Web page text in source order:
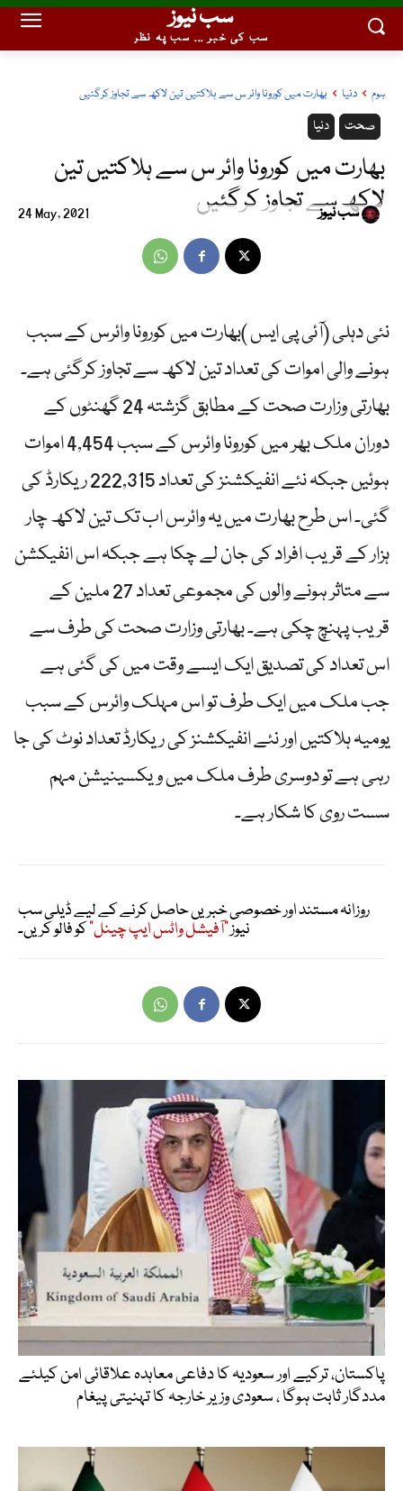
سب نیوز
سب کی خبر ... سب پہ نظر
ہوم دنیا بھارت میں کورونا وائر س سے ہلاکتیں تین لاکھ سے تجاوز کرگئیں
دنیا صحت
بھارت میں کورونا وائر س سے ہلاکتیں تین
لاکھ سے تجاوز کرگئیں
24 May, 2021 سب نیوز
نئی دہلی (آئی پی ایس )بھارت میں کورونا وائرس کے سبب
ہونے والی اموات کی تعداد تین لاکھ سے تجاوز کرگئی ہے۔
بھارتی وزارت صحت کے مطابق گزشتہ 24 گھنٹوں کے
دوران ملک بھر میں کورونا وائرس کے سبب 4,454 اموات
ہوئیں جبکہ نئے انفیکشنز کی تعداد 222,315 ریکارڈ کی
گئی۔ اس طرح بھارت میں یہ وائرس اب تک تین لاکھ چار
ہزار کے قریب افراد کی جان لے چکا ہے جبکہ اس انفیکشن
سے متاثر ہونے والوں کی مجموعی تعداد 27 ملین کے
قریب پہنچ چکی ہے۔ بھارتی وزارت صحت کی طرف سے
اس تعداد کی تصدیق ایک ایسے وقت میں کی گئی ہے
جب ملک میں ایک طرف تو اس مہلک وائرس کے سبب
یومیہ ہلاکتیں اور نئے انفیکشنز کی ریکارڈ تعداد نوٹ کی جا
رہی ہے تو دوسری طرف ملک میں ویکسینیشن مہم
سست روی کا شکار ہے۔
روزانہ مستند اور خصوصی خبریں حاصل کرنے کے لیے ڈیلی سب
نیوز"آفیشل واٹس ایپ چینل"کو فالو کریں۔
پاکستان، ترکیے اور سعودیہ کا دفاعی معاہدہ علاقائی امن کیلئے
مددگار ثابت ہوگا ، سعودی وزیر خارجہ کا تہنیتی پیغام